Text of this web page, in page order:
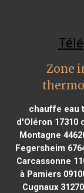
Zone
chauffe eau
d'Oléron 17310
Montagne
Fegersheim
Carcassonne
à Pamiers
Cugnaux 31270